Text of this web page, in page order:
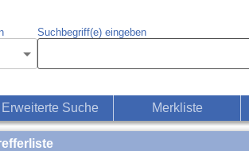
Suchbegriff(e) eingeben
Erweiterte Suche Merkliste